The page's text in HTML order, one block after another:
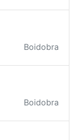
Boidobra
Boidobra